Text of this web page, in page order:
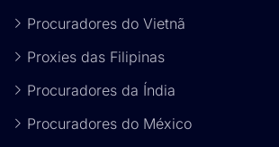
Procuradores do Vietnã
Proxies das Filipinas
Procuradores da Índia
Procuradores do México